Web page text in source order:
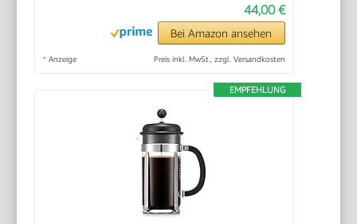
44,00 €
Bei Amazon ansehen
* Anzeige Preis inkl. MwSt., zzgl. Versandkosten
EMPFEHLUNG